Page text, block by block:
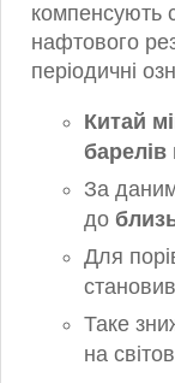
компенсують
нафтового
періодичні
Китай
За
до
Для
становив
Таке
на